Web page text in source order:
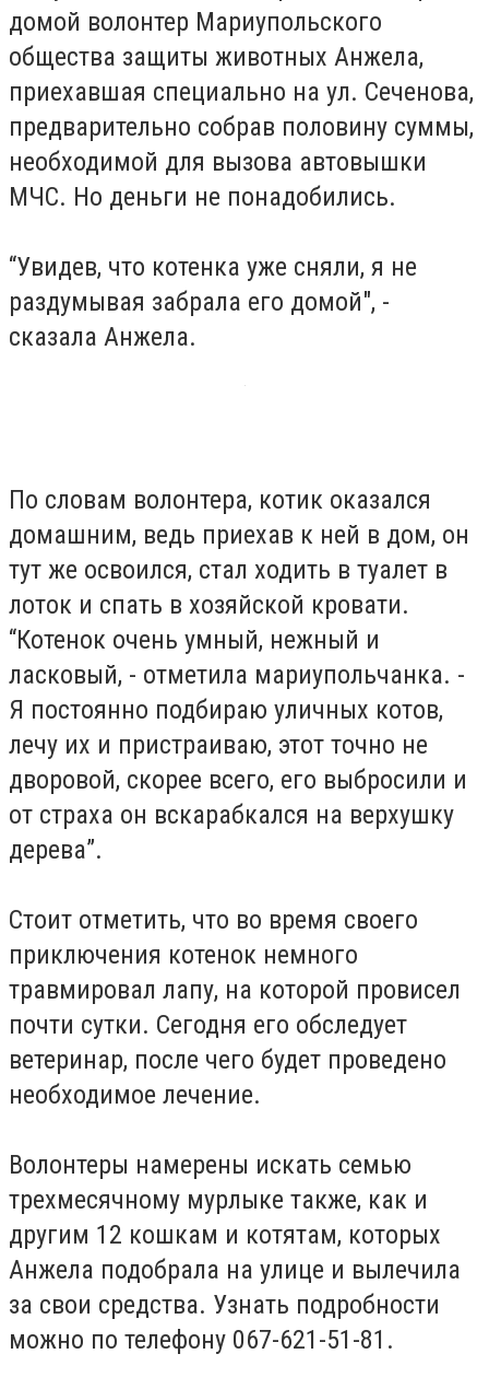
домой волонтер Мариупольского
общества защиты животных Анжела,
приехавшая специально на ул. Сеченова,
предварительно собрав половину суммы,
необходимой для вызова автовышки
МЧС. Но деньги не понадобились.
“Увидев, что котенка уже сняли, я не
раздумывая забрала его домой", -
сказала Анжела.
По словам волонтера, котик оказался
домашним, ведь приехав к ней в дом, он
тут же освоился, стал ходить в туалет в
лоток и спать в хозяйской кровати.
“Котенок очень умный, нежный и
ласковый, - отметила мариупольчанка. -
Я постоянно подбираю уличных котов,
лечу их и пристраиваю, этот точно не
дворовой, скорее всего, его выбросили и
от страха он вскарабкался на верхушку
дерева”.
Стоит отметить, что во время своего
приключения котенок немного
травмировал лапу, на которой провисел
почти сутки. Сегодня его обследует
ветеринар, после чего будет проведено
необходимое лечение.
Волонтеры намерены искать семью
трехмесячному мурлыке также, как и
другим 12 кошкам и котятам, которых
Анжела подобрала на улице и вылечила
за свои средства. Узнать подробности
можно по телефону 067-621-51-81.